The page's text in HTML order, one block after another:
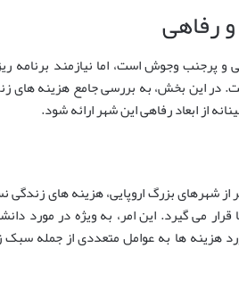
رفاهی
پرجنب وجوش است، اما نیازمند برنامه
در این بخش، به بررسی جامع هزینه های
از ابعاد رفاهی این شهر ارائه شود.
شهرهای بزرگ اروپایی، هزینه های زندگی
می گیرد. این امر، به ویژه در مورد
هزینه ها به عوامل متعددی از جمله